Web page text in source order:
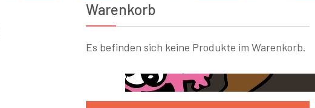
Warenkorb
Es befinden sich keine Produkte im Warenkorb.